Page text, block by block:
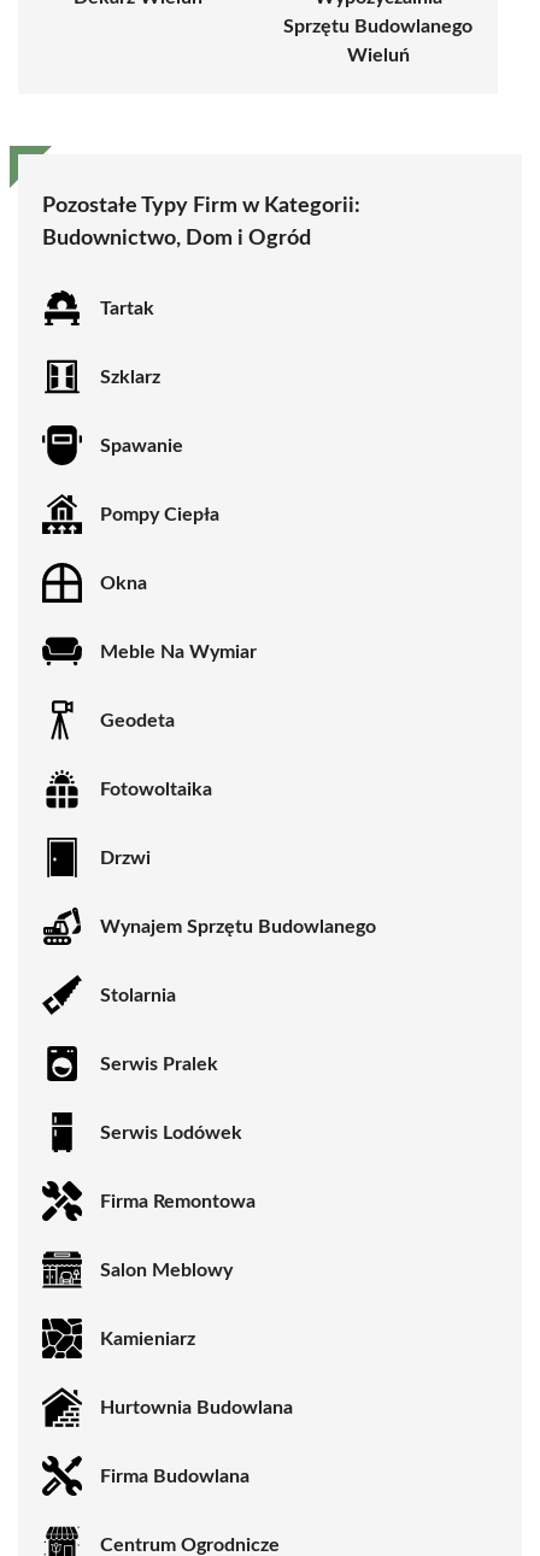
Sprzętu Budowlanego
Wieluń
Pozostałe Typy Firm w Kategorii:
Budownictwo, Dom i Ogród
Tartak
Szklarz
Spawanie
Pompy Ciepła
Okna
Meble Na Wymiar
Geodeta
Fotowoltaika
Drzwi
Wynajem Sprzętu Budowlanego
Stolarnia
Serwis Pralek
Serwis Lodówek
Firma Remontowa
Salon Meblowy
Kamieniarz
Hurtownia Budowlana
Firma Budowlana
Centrum Ogrodnicze